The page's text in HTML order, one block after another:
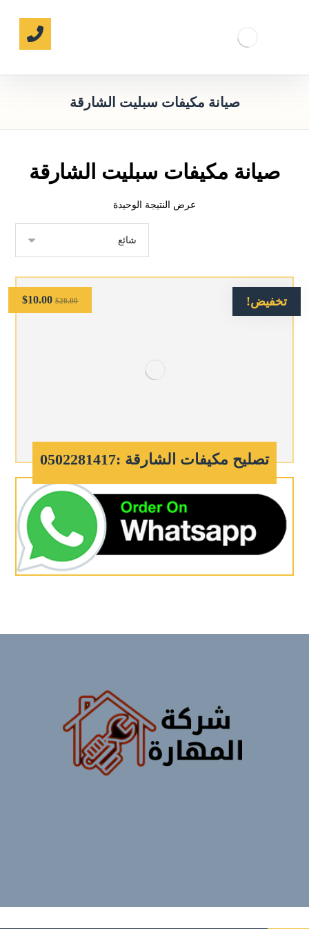
صيانة مكيفات سبليت الشارقة
صيانة مكيفات سبليت الشارقة
عرض النتيجة الوحيدة
تخفيض!
تصليح مكيفات الشارقة :0502281417
$20.00
$10.00